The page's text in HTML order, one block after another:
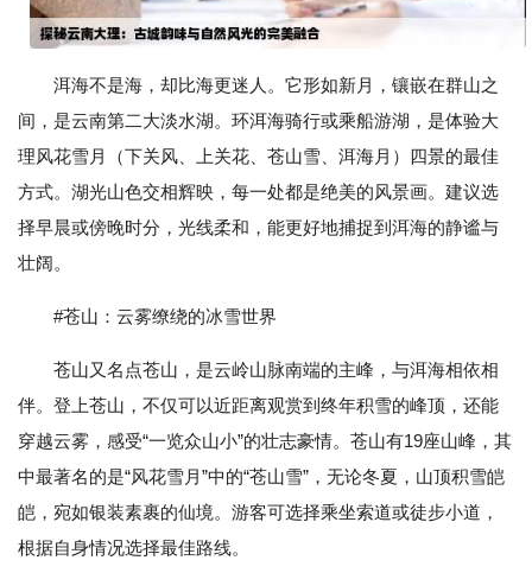
洱海不是海，却比海更迷人。它形如新月，镶嵌在群山之
间，是云南第二大淡水湖。环洱海骑行或乘船游湖，是体验大
理风花雪月（下关风、上关花、苍山雪、洱海月）四景的最佳
方式。湖光山色交相辉映，每一处都是绝美的风景画。建议选
择早晨或傍晚时分，光线柔和，能更好地捕捉到洱海的静谧与
壮阔。
#苍山：云雾缭绕的冰雪世界
苍山又名点苍山，是云岭山脉南端的主峰，与洱海相依相
伴。登上苍山，不仅可以近距离观赏到终年积雪的峰顶，还能
穿越云雾，感受“一览众山小”的壮志豪情。苍山有19座山峰，其
中最著名的是“风花雪月”中的“苍山雪”，无论冬夏，山顶积雪皑
皑，宛如银装素裹的仙境。游客可选择乘坐索道或徒步小道，
根据自身情况选择最佳路线。